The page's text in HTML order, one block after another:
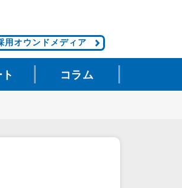
用オウンドメディア
コラム